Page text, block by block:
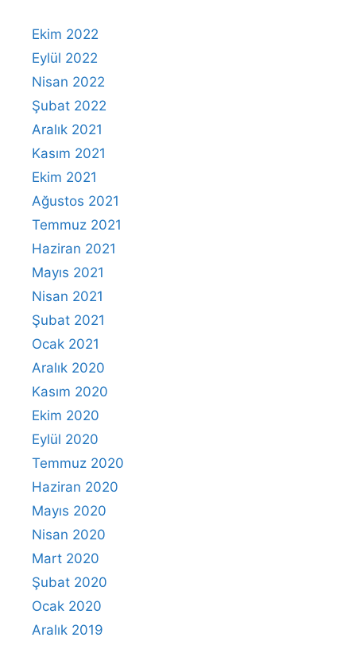
Ekim 2022
Eylül 2022
Nisan 2022
Şubat 2022
Aralık 2021
Kasım 2021
Ekim 2021
Ağustos 2021
Temmuz 2021
Haziran 2021
Mayıs 2021
Nisan 2021
Şubat 2021
Ocak 2021
Aralık 2020
Kasım 2020
Ekim 2020
Eylül 2020
Temmuz 2020
Haziran 2020
Mayıs 2020
Nisan 2020
Mart 2020
Şubat 2020
Ocak 2020
Aralık 2019